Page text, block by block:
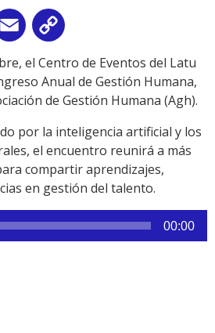
Email
Link
el Centro de Eventos del Latu
Anual de Gestión Humana,
de Gestión Humana (Agh).
por la inteligencia artificial y los
el encuentro reunirá a más
compartir aprendizajes,
en gestión del talento.
00:00